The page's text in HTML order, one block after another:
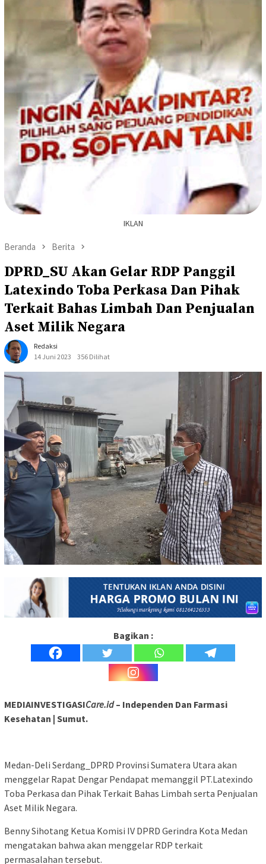
IKLAN
Beranda Berita
DPRD_SU Akan Gelar RDP Panggil
Latexindo Toba Perkasa Dan Pihak
Terkait Bahas Limbah Dan Penjualan
Aset Milik Negara
Redaksi
14 Juni 2023
356 Dilihat
Bagikan :
MEDIAINVESTIGASICare.id– Independen Dan Farmasi
Kesehatan | Sumut.
Medan-Deli Serdang_DPRD Provinsi Sumatera Utara akan
menggelar Rapat Dengar Pendapat memanggil PT.Latexindo
Toba Perkasa dan Pihak Terkait Bahas Limbah serta Penjualan
Aset Milik Negara.
Benny Sihotang Ketua Komisi IV DPRD Gerindra Kota Medan
mengatakan bahwa akan menggelar RDP terkait
permasalahan tersebut.